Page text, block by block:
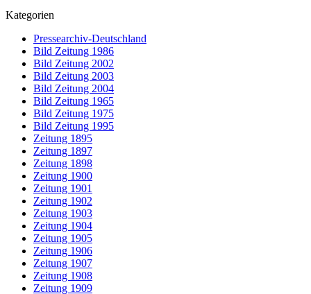
Kategorien
Pressearchiv-Deutschland
Bild Zeitung 1986
Bild Zeitung 2002
Bild Zeitung 2003
Bild Zeitung 2004
Bild Zeitung 1965
Bild Zeitung 1975
Bild Zeitung 1995
Zeitung 1895
Zeitung 1897
Zeitung 1898
Zeitung 1900
Zeitung 1901
Zeitung 1902
Zeitung 1903
Zeitung 1904
Zeitung 1905
Zeitung 1906
Zeitung 1907
Zeitung 1908
Zeitung 1909